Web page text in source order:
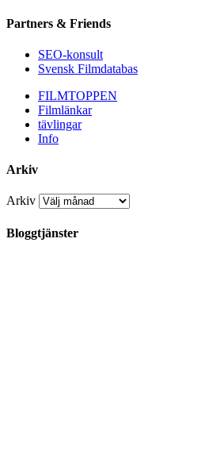
Partners & Friends
SEO-konsult
Svensk Filmdatabas
FILMTOPPEN
Filmlänkar
tävlingar
Info
Arkiv
Arkiv
Bloggtjänster